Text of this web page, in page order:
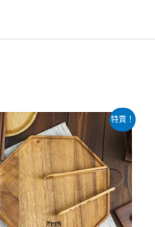
特賣！
原
始
價
格：
$189.00。
目
前
價
格：
$169.00。